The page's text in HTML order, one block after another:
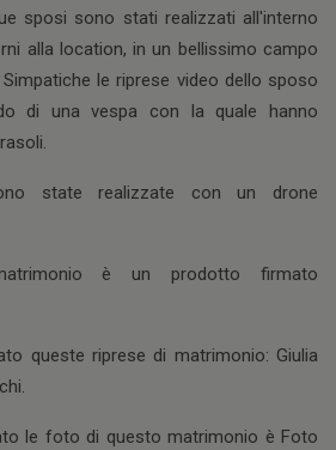
sposi sono stati realizzati all'interno
alla location, in un bellissimo campo
le riprese video dello sposo
di una vespa con la quale hanno
state realizzate con un drone
è un prodotto firmato
queste riprese di matrimonio: Giulia
le foto di questo matrimonio è Foto